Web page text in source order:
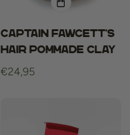
Captain Fawcett's
Hair Pommade CLAY
Normale
€24,95